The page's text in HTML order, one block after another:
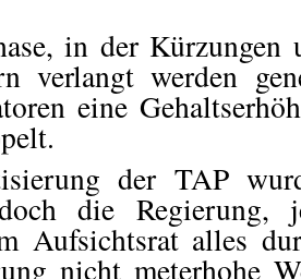
in der Kürzungen
verlangt werden
eine
der TAP
die Regierung,
Aufsichtsrat alles
nicht meterhohe